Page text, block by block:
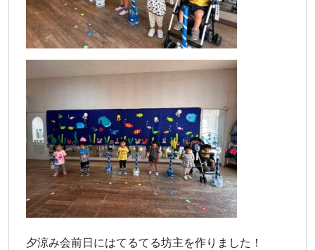
夕涼み会前日にはてるてる坊主を作りました！